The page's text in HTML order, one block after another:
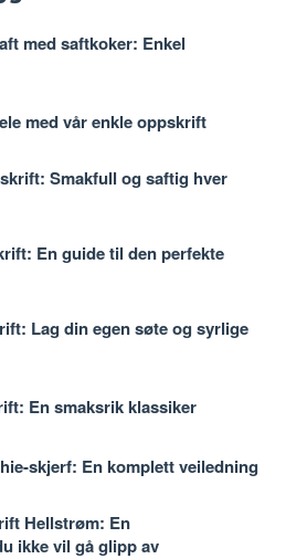
med saftkoker: Enkel
med vår enkle oppskrift
Smakfull og saftig hver
En guide til den perfekte
Lag din egen søte og syrlige
En smaksrik klassiker
skjerf: En komplett veiledning
Hellstrøm: En
ikke vil gå glipp av